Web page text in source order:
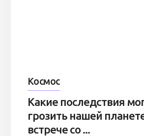
Космос
Какие последствия
грозить нашей
встрече со ...